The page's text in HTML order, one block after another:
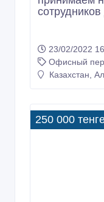
23/02/2022
Офисный
Казахстан,
250 000